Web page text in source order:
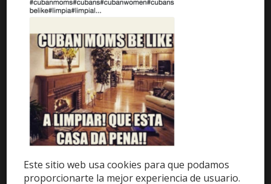
AYUDA Y SOPORTE
Help Center
Support
Tutorials
Get Offers »
Este sitio web usa cookies para que podamos
proporcionarte la mejor experiencia de usuario.